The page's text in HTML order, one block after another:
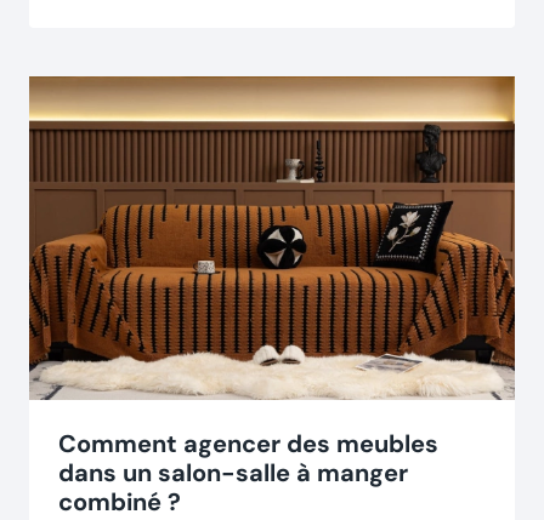
Comment agencer des meubles
dans un salon-salle à manger
combiné ?